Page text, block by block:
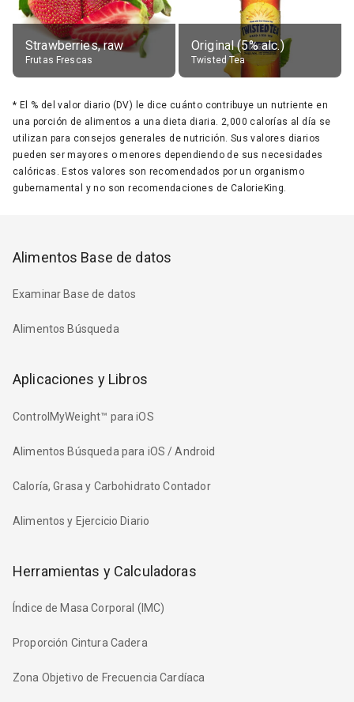
Strawberries, raw
Frutas Frescas
Original (5% alc.)
Twisted Tea
* El % del valor diario (DV) le dice cuánto contribuye un nutriente en
una porción de alimentos a una dieta diaria. 2,000 calorías al día se
utilizan para consejos generales de nutrición. Sus valores diarios
pueden ser mayores o menores dependiendo de sus necesidades
calóricas. Estos valores son recomendados por un organismo
gubernamental y no son recomendaciones de CalorieKing.
Alimentos Base de datos
Examinar Base de datos
Alimentos Búsqueda
Aplicaciones y Libros
ControlMyWeight™ para iOS
Alimentos Búsqueda para iOS / Android
Caloría, Grasa y Carbohidrato Contador
Alimentos y Ejercicio Diario
Herramientas y Calculadoras
Índice de Masa Corporal (IMC)
Proporción Cintura Cadera
Zona Objetivo de Frecuencia Cardíaca